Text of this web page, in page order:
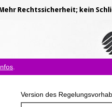
kein Schlichtungszwang für Arbeitgeber; Erhalt der Unabhängigkeit der Antidiskriminierungsstelle des
Version des